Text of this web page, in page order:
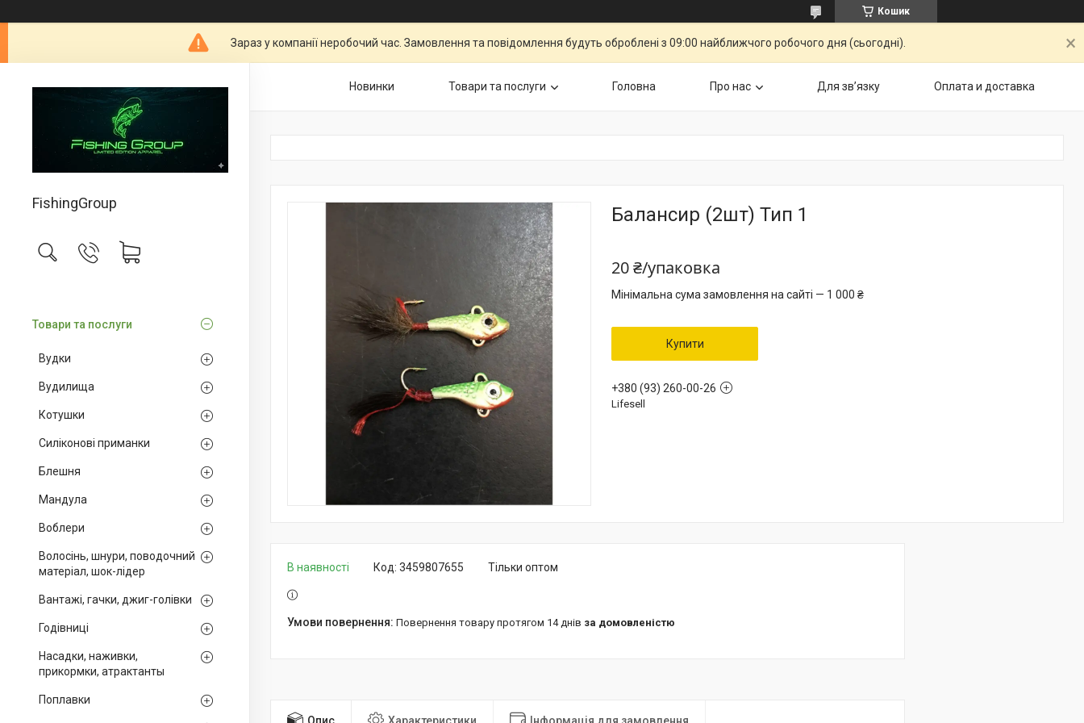
Кошик
Зараз у компанії неробочий час. Замовлення та повідомлення будуть оброблені з 09:00 найближчого робочого дня (сьогодні).
FishingGroup
Товари та послуги
Вудки
Вудилища
Котушки
Силіконові приманки
Блешня
Мандула
Воблери
Волосінь, шнури, поводочний
матеріал, шок-лідер
Вантажі, гачки, джиг-голівки
Годівниці
Насадки, наживки,
прикормки, атрактанты
Поплавки
Новинки Товари та послуги Головна Про нас Для звʼязку Оплата и доставка
Балансир (2шт) Тип 1
20 ₴/упаковка
Мінімальна сума замовлення на сайті — 1 000 ₴
Купити
+380 (93) 260-00-26
Lifesell
В наявності Тільки оптом
Код: 3459807655
повернення товару протягом 14 днів за домовленістю
Опис Характеристики Інформація для замовлення